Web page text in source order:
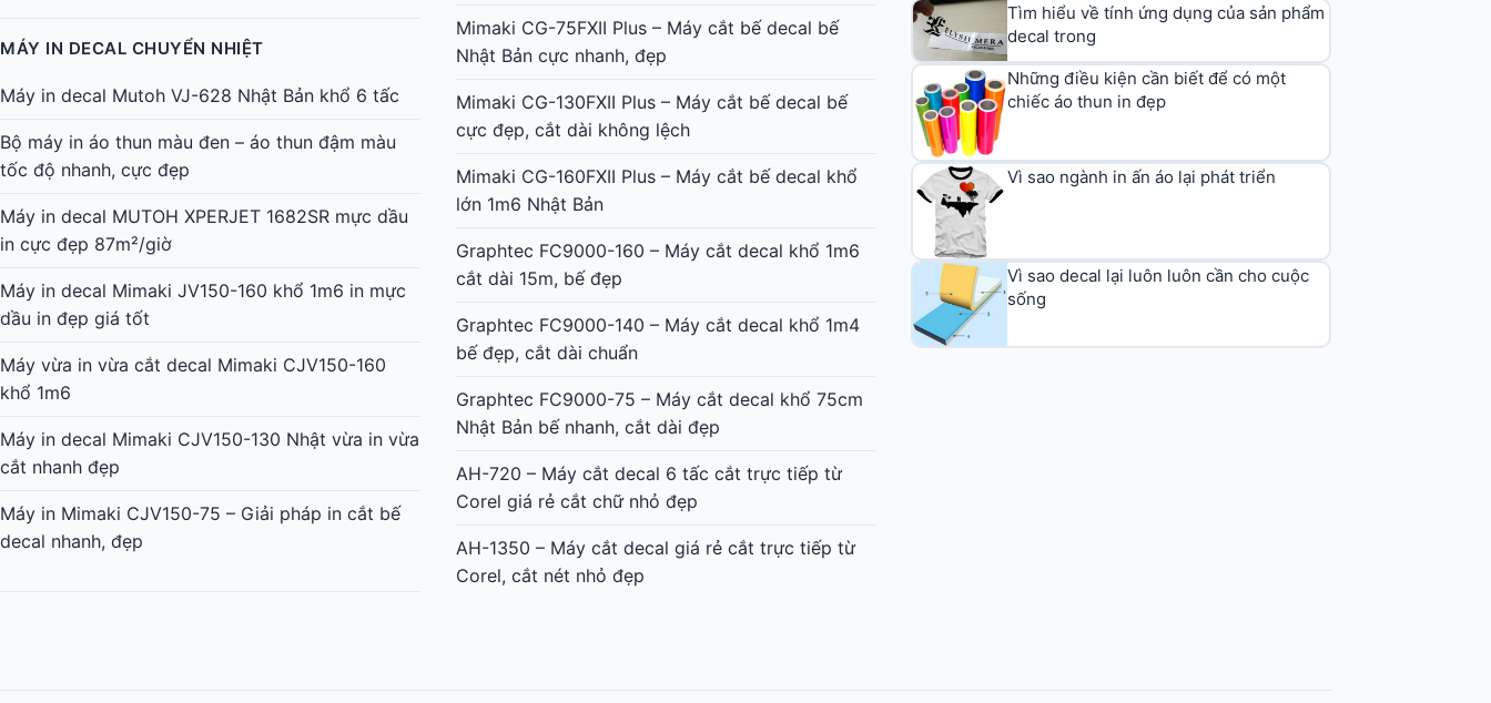
MÁY IN DECAL CHUYỂN NHIỆT
Máy in decal Mutoh VJ-628 Nhật Bản khổ 6 tấc
Bộ máy in áo thun màu đen – áo thun đậm màu
tốc độ nhanh, cực đẹp
Máy in decal MUTOH XPERJET 1682SR mực dầu
in cực đẹp 87m²/giờ
Máy in decal Mimaki JV150-160 khổ 1m6 in mực
dầu in đẹp giá tốt
Máy vừa in vừa cắt decal Mimaki CJV150-160
khổ 1m6
Máy in decal Mimaki CJV150-130 Nhật vừa in vừa
cắt nhanh đẹp
Máy in Mimaki CJV150-75 – Giải pháp in cắt bế
decal nhanh, đẹp
Mimaki CG-75FXII Plus – Máy cắt bế decal bế
Nhật Bản cực nhanh, đẹp
Mimaki CG-130FXII Plus – Máy cắt bế decal bế
cực đẹp, cắt dài không lệch
Mimaki CG-160FXII Plus – Máy cắt bế decal khổ
lớn 1m6 Nhật Bản
Graphtec FC9000-160 – Máy cắt decal khổ 1m6
cắt dài 15m, bế đẹp
Graphtec FC9000-140 – Máy cắt decal khổ 1m4
bế đẹp, cắt dài chuẩn
Graphtec FC9000-75 – Máy cắt decal khổ 75cm
Nhật Bản bế nhanh, cắt dài đẹp
AH-720 – Máy cắt decal 6 tấc cắt trực tiếp từ
Corel giá rẻ cắt chữ nhỏ đẹp
AH-1350 – Máy cắt decal giá rẻ cắt trực tiếp từ
Corel, cắt nét nhỏ đẹp
Tìm hiểu về tính ứng dụng của sản phẩm
decal trong
Những điều kiện cần biết để có một
chiếc áo thun in đẹp
Vì sao ngành in ấn áo lại phát triển
Vì sao decal lại luôn luôn cần cho cuộc
sống